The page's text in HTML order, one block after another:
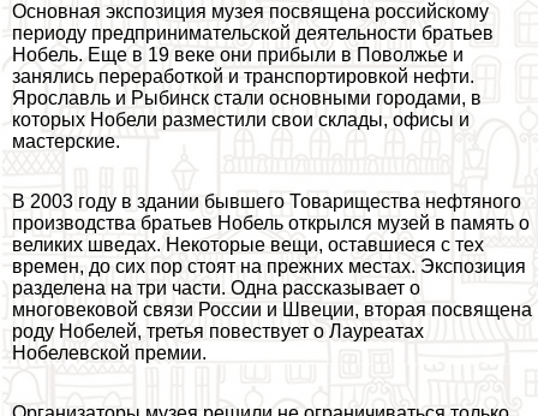
Основная экспозиция музея посвящена российскому
периоду предпринимательской деятельности братьев
Нобель. Еще в 19 веке они прибыли в Поволжье и
занялись переработкой и трaнcпортировкой нефти.
Ярославль и Рыбинск стали основными городами, в
которых Нобели разместили свои склады, офисы и
мастерские.
В 2003 году в здании бывшего Товарищества нефтяного
производства братьев Нобель открылся музей в память о
великих шведах. Некоторые вещи, оставшиеся с тех
времен, до сих пор стоят на прежних местах. Экспозиция
разделена на три части. Одна рассказывает о
многовековой связи России и Швеции, вторая посвящена
роду Нобелей, третья повествует о Лауреатах
Нобелевской премии.